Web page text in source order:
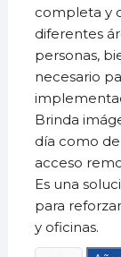
completa y
diferentes
personas,
necesario
Brinda
día como
acceso
Es una
para
y oficinas.